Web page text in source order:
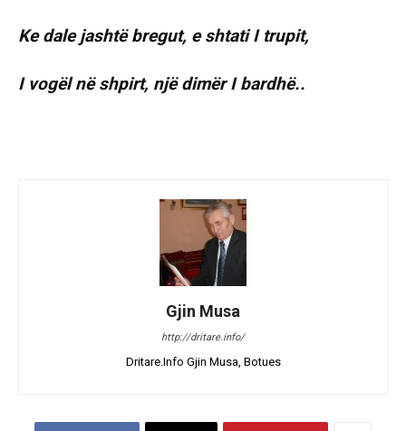
Ke dale jashtë bregut, e shtati I trupit,
I vogël në shpirt, një dimër I bardhë..
Gjin Musa
http://dritare.info/
Dritare.Info Gjin Musa, Botues